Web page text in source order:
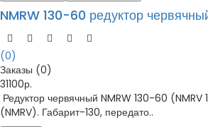
NMRW 130-60 редуктор
(0)
Заказы (0)
31100р.
Редуктор червячный NMRW 130-60
(NMRV). Габарит-130, передато..